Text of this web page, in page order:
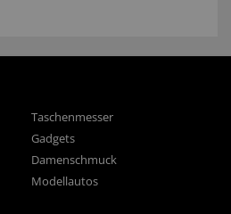
Taschenmesser
Gadgets
Damenschmuck
Modellautos